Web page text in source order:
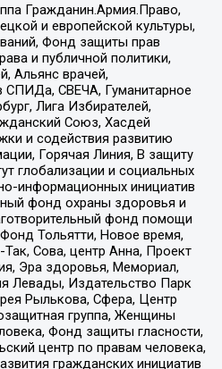
Гражданин.Армия.Право,
и европейской культуры,
Фонд защиты прав
и публичной политики,
Альянс врачей,
СВЕЧА, Гуманитарное
Лига Избирателей,
Союз, Хасдей
и содействия развитию
Горячая Линия, В защиту
глобализации и социальных
информационных инициатив
фонд охраны здоровья и
фонд помощи
Тольятти, Новое время,
Так, Сова, центр Анна, Проект
Эра здоровья, Мемориал,
Левады, Издательство Парк
Рылькова, Сфера, Центр
группа, Женщины
Фонд защиты гласности,
центр по правам человека,
гражданских инициатив